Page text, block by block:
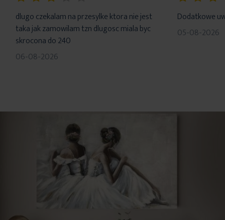
dlugo czekalam na przesylke ktora nie jest
taka jak zamowilam tzn dlugosc miala byc
skrocona do 240
06-08-2026
Dodatkowe
05-08-2026